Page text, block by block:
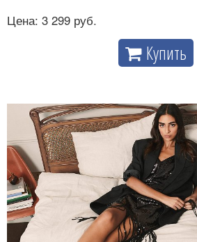
Цена: 3 299 руб.
Купить